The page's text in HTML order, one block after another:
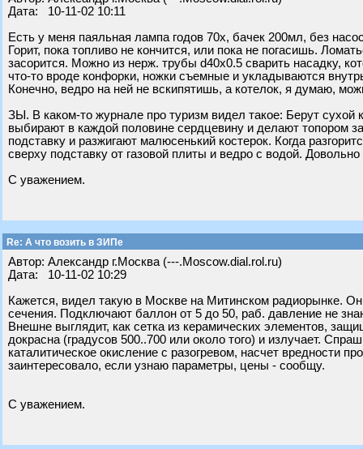
Дата: 10-11-02 10:11
Есть у меня паяльная лампа годов 70х, бачек 200мл, без
Горит, пока топливо не кончится, или пока не погасишь.
засорится. Можно из нерж. трубы d40х0.5 сварить насадку,
что-то вроде конфорки, ножки съемные и укладываются
Конечно, ведро на ней не вскипятишь, а котелок, я думаю,
ЗЫ. В каком-то журнале про туризм видел такое: Берут
выбирают в каждой половине сердцевину и делают топором
подставку и разжигают малюсенький костерок. Когда
сверху подставку от газовой плиты и ведро с водой.
С уважением.
Re: А что возить в ЗИПе
Автор: Александр г.Москва (---.Moscow.dial.rol.ru)
Дата: 10-11-02 10:29
Кажется, видел такую в Москве на Митинском радиорынке.
сечения. Подключают баллон от 5 до 50, раб. давление не
Внешне выглядит, как сетка из керамических элементов,
докрасна (градусов 500..700 или около того) и излучает.
каталитическое окисление с разогревом, насчет вредности
заинтересовало, если узнаю параметры, цены - сообщу.
С уважением.